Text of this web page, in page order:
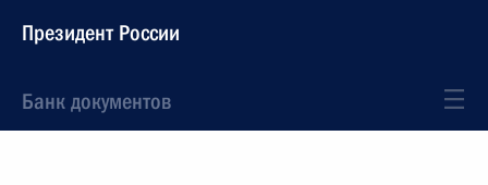
Президент России
Банк документов